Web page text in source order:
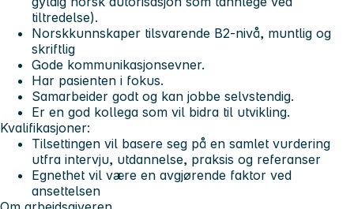
tiltredelse).
Norskkunnskaper tilsvarende B2-nivå, muntlig og
skriftlig
Gode kommunikasjonsevner.
Har pasienten i fokus.
Samarbeider godt og kan jobbe selvstendig.
Er en god kollega som vil bidra til utvikling.
Kvalifikasjoner:
Tilsettingen vil basere seg på en samlet vurdering
utfra intervju, utdannelse, praksis og referanser
Egnethet vil være en avgjørende faktor ved
ansettelsen